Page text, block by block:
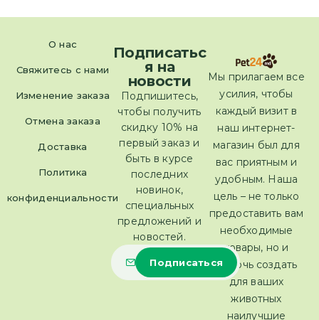
О нас
Свяжитесь с нами
Изменение заказа
Отмена заказа
Доставка
Политика
конфиденциальности
Мы прилагаем все
усилия, чтобы
каждый визит в
наш интернет-
магазин был для
вас приятным и
удобным. Наша
цель – не только
предоставить вам
необходимые
товары, но и
помочь создать
для ваших
животных
наилучшие
Подписатьс
я на
новости
Подпишитесь,
чтобы получить
скидку 10% на
первый заказ и
быть в курсе
последних
новинок,
специальных
предложений и
новостей.